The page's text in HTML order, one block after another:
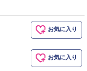
お気に入り
お気に入り